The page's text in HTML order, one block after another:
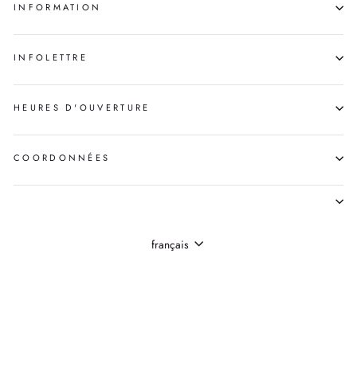
INFORMATION
INFOLETTRE
HEURES D'OUVERTURE
COORDONNÉES
LANGUE
français